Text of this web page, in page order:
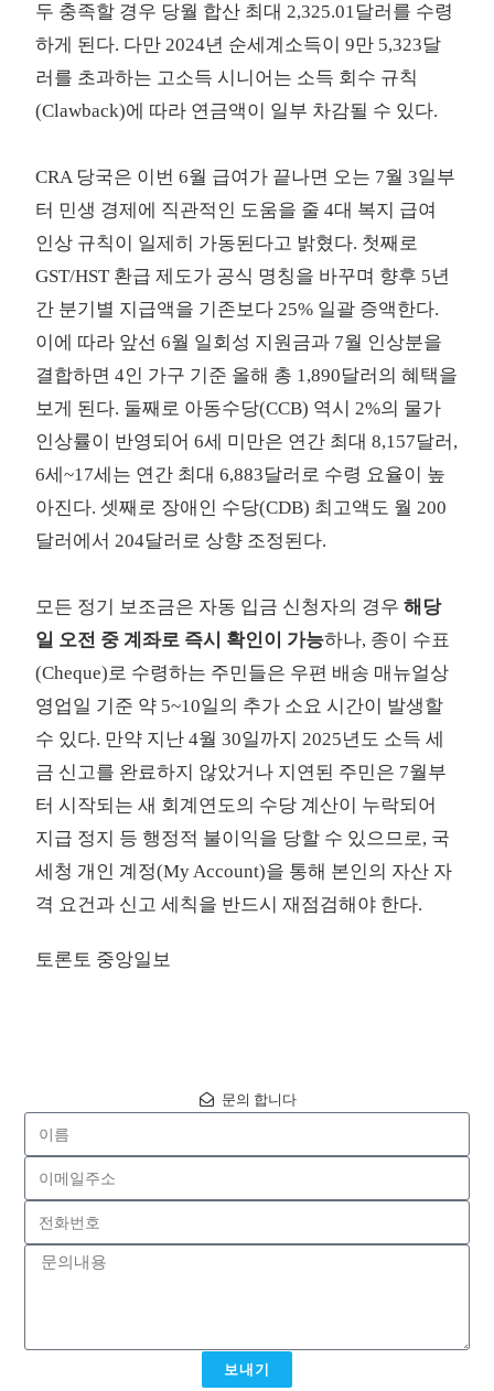
두 충족할 경우 당월 합산 최대 2,325.01달러를 수령
하게 된다. 다만 2024년 순세계소득이 9만 5,323달
러를 초과하는 고소득 시니어는 소득 회수 규칙
(Clawback)에 따라 연금액이 일부 차감될 수 있다.
CRA 당국은 이번 6월 급여가 끝나면 오는 7월 3일부
터 민생 경제에 직관적인 도움을 줄 4대 복지 급여
인상 규칙이 일제히 가동된다고 밝혔다. 첫째로
GST/HST 환급 제도가 공식 명칭을 바꾸며 향후 5년
간 분기별 지급액을 기존보다 25% 일괄 증액한다.
이에 따라 앞선 6월 일회성 지원금과 7월 인상분을
결합하면 4인 가구 기준 올해 총 1,890달러의 혜택을
보게 된다. 둘째로 아동수당(CCB) 역시 2%의 물가
인상률이 반영되어 6세 미만은 연간 최대 8,157달러,
6세~17세는 연간 최대 6,883달러로 수령 요율이 높
아진다. 셋째로 장애인 수당(CDB) 최고액도 월 200
달러에서 204달러로 상향 조정된다.
모든 정기 보조금은 자동 입금 신청자의 경우해당
일 오전 중 계좌로 즉시 확인이 가능하나, 종이 수표
(Cheque)로 수령하는 주민들은 우편 배송 매뉴얼상
영업일 기준 약 5~10일의 추가 소요 시간이 발생할
수 있다. 만약 지난 4월 30일까지 2025년도 소득 세
금 신고를 완료하지 않았거나 지연된 주민은 7월부
터 시작되는 새 회계연도의 수당 계산이 누락되어
지급 정지 등 행정적 불이익을 당할 수 있으므로, 국
세청 개인 계정(My Account)을 통해 본인의 자산 자
격 요건과 신고 세칙을 반드시 재점검해야 한다.
토론토 중앙일보
문의 합니다
보내기